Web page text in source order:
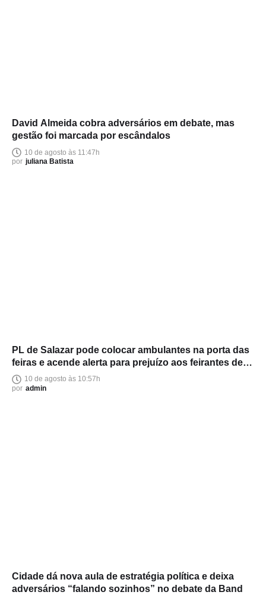
David Almeida cobra adversários em debate, mas
gestão foi marcada por escândalos
10 de agosto às 11:47h
por juliana Batista
PL de Salazar pode colocar ambulantes na porta das
feiras e acende alerta para prejuízo aos feirantes de
Manaus
10 de agosto às 10:57h
por admin
Cidade dá nova aula de estratégia política e deixa
adversários “falando sozinhos” no debate da Band